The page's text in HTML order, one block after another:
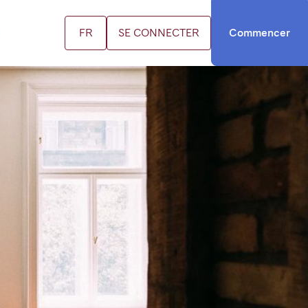
contacter
FR
FR SE CONNECTER Commencer